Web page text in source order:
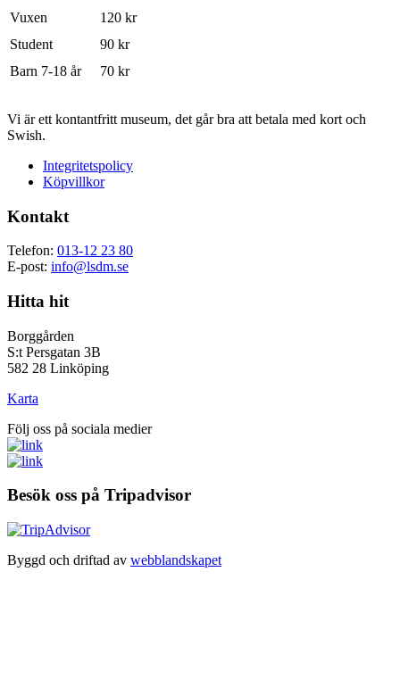
Vuxen
120 kr
Student
90 kr
Barn 7-18 år
70 kr
Vi är ett kontantfritt museum, det går bra att betala med kort och
Swish.
Integritetspolicy
Köpvillkor
Kontakt
Telefon: 013-12 23 80
E-post: info@lsdm.se
Hitta hit
Borggården
S:t Persgatan 3B
582 28 Linköping
Karta
Följ oss på sociala medier
Besök oss på Tripadvisor
Byggd och driftad av webblandskapet